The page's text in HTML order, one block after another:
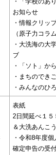
お知らせ
・情報クリッ
（原子力コラ
・大洗海の大
ブ
・「ソト」か
・まちのでき
・みんなのひ
表紙
2日間延べ１
＆大洗あんこ
・令和8年度
確定申告の受